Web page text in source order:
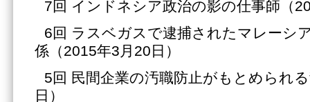
7回 インドネシア政治の影の仕事師（
6回 ラスベガスで逮捕されたマレーシ
係（2015年3月20日）
5回 民間企業の汚職防止がもとめられ
日）